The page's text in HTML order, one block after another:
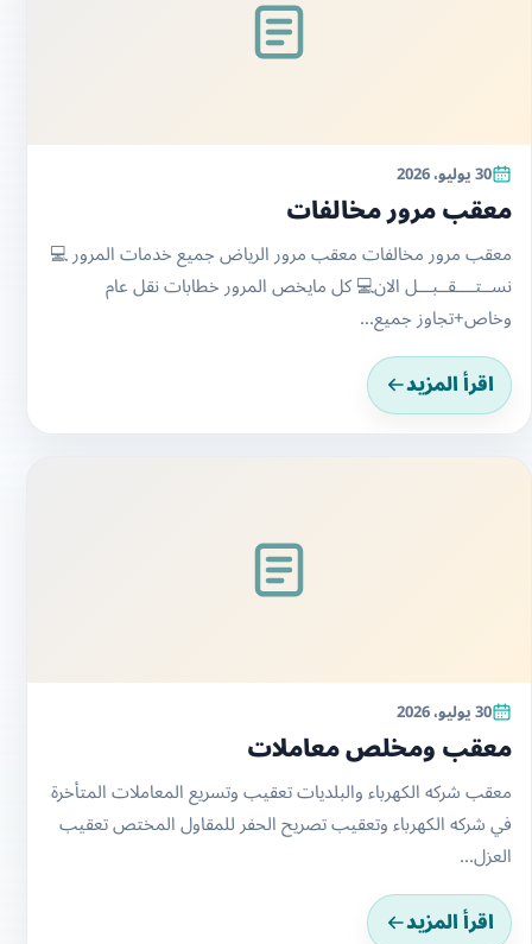
30 يوليو، 2026
معقب مرور مخالفات
معقب مرور مخالفات معقب مرور الرياض جميع خدمات المرور 💻
نســتــــقــبـــل الان💻 كل مايخص المرور خطابات نقل عام
وخاص+تجاوز جميع...
اقرأ المزيد
30 يوليو، 2026
معقب ومخلص معاملات
معقب شركه الكهرباء والبلديات تعقيب وتسريع المعاملات المتأخرة
في شركه الكهرباء وتعقيب تصريح الحفر للمقاول المختص تعقيب
العزل...
اقرأ المزيد